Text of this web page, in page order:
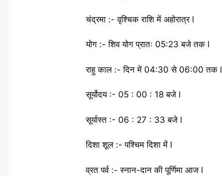
चंद्रमा :- वृश्चिक राशि में अहोरात्र l
योग :- शिव योग प्रातः 05:23 बजे तक l
राहु काल :- दिन में 04:30 से 06:00 तक l
सूर्योदय :- 05 : 00 : 18 बजे l
सूर्यास्त :- 06 : 27 : 33 बजे l
दिशा शूल :- पश्चिम दिशा में l
व्रत पर्व :- स्नान-दान की पूर्णिमा आज l